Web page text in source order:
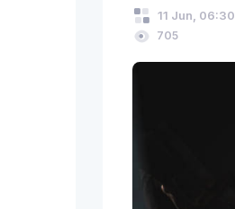
11 Jun, 06:30
705